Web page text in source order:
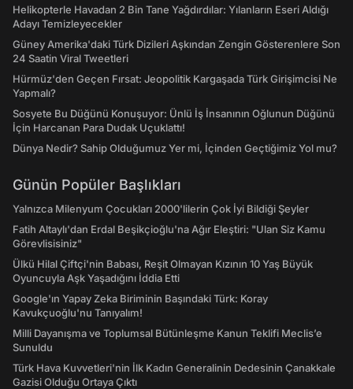
Helikopterle Havadan 2 Bin Tane Yağdırdılar: Yılanların Eseri Aldığı
Adayı Temizleyecekler
Güney Amerika'daki Türk Dizileri Aşkından Zengin Gösterenlere Son
24 Saatin Viral Tweetleri
Hürmüz'den Geçen Fırsat: Jeopolitik Kargaşada Türk Girişimcisi Ne
Yapmalı?
Sosyete Bu Düğünü Konuşuyor: Ünlü İş İnsanının Oğlunun Düğünü
İçin Harcanan Para Dudak Uçuklattı!
Dünya Nedir? Sahip Olduğumuz Yer mi, İçinden Geçtiğimiz Yol mu?
Günün Popüler Başlıkları
Yalnızca Milenyum Çocukları 2000'lilerin Çok İyi Bildiği Şeyler
Fatih Altaylı'dan Erdal Beşikçioğlu'na Ağır Eleştiri: "Ulan Siz Kamu
Görevlisisiniz"
Ülkü Hilal Çiftçi'nin Babası, Reşit Olmayan Kızının 10 Yaş Büyük
Oyuncuyla Aşk Yaşadığını İddia Etti
Google'ın Yapay Zeka Biriminin Başındaki Türk: Koray
Kavukçuoğlu'nu Tanıyalım!
Milli Dayanışma ve Toplumsal Bütünleşme Kanun Teklifi Meclis’e
Sunuldu
Türk Hava Kuvvetleri'nin İlk Kadın Generalinin Dedesinin Çanakkale
Gazisi Olduğu Ortaya Çıktı